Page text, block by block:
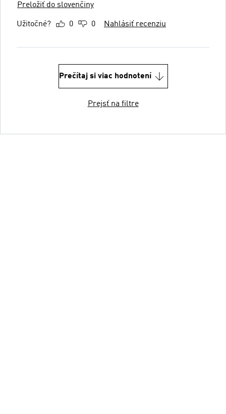
Preložiť do slovenčiny
Užitočné? 0 0 Nahlásiť recenziu
Prečítaj si viac hodnotení
Prejsť na filtre